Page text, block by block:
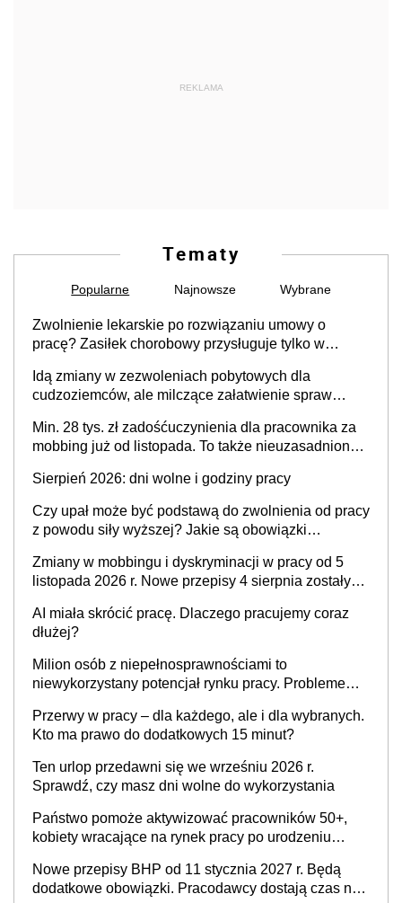
REKLAMA
Tematy
Popularne Najnowsze Wybrane
Zwolnienie lekarskie po rozwiązaniu umowy o
pracę? Zasiłek chorobowy przysługuje tylko w
stosunku pracy
Idą zmiany w zezwoleniach pobytowych dla
cudzoziemców, ale milczące załatwienie spraw
Min. 28 tys. zł zadośćuczynienia dla pracownika za
mobbing już od listopada. To także nieuzasadniona
Sierpień 2026: dni wolne i godziny pracy
Czy upał może być podstawą do zwolnienia od pracy
z powodu siły wyższej? Jakie są obowiązki
Zmiany w mobbingu i dyskryminacji w pracy od 5
listopada 2026 r. Nowe przepisy 4 sierpnia zostały
AI miała skrócić pracę. Dlaczego pracujemy coraz
dłużej?
Milion osób z niepełnosprawnościami to
niewykorzystany potencjał rynku pracy. Problemem
refundacji, ale bariery po stronie systemu i
świadomości pracodawców [WYWIAD]
Przerwy w pracy – dla każdego, ale i dla wybranych.
Kto ma prawo do dodatkowych 15 minut?
Ten urlop przedawni się we wrześniu 2026 r.
Sprawdź, czy masz dni wolne do wykorzystania
Państwo pomoże aktywizować pracowników 50+,
kobiety wracające na rynek pracy po urodzeniu
neuroatypowe. Powstanie Fundusz na rzecz
Inkluzywności w Zatrudnianiu?
Nowe przepisy BHP od 11 stycznia 2027 r. Będą
dodatkowe obowiązki. Pracodawcy dostają czas na